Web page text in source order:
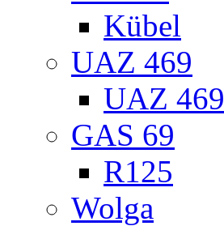
Kübel
UAZ 469
UAZ 469
GAS 69
R125
Wolga